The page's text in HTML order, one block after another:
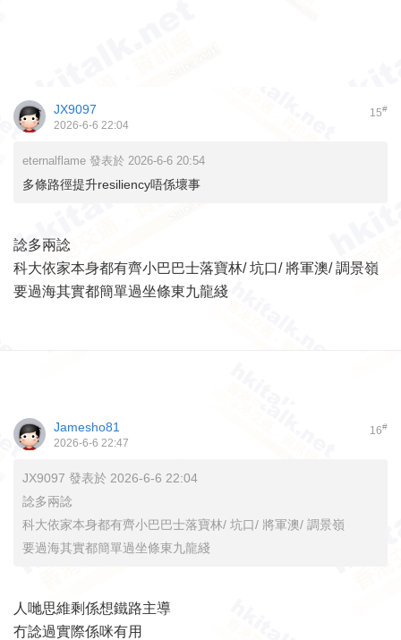
15#
JX9097
2026-6-6 22:04
eternalflame 發表於 2026-6-6 20:54
多條路徑提升resiliency唔係壞事
諗多兩諗
科大依家本身都有齊小巴巴士落寶林/ 坑口/ 將軍澳/ 調景嶺
要過海其實都簡單過坐條東九龍綫
16#
Jamesho81
2026-6-6 22:47
JX9097 發表於 2026-6-6 22:04
諗多兩諗
科大依家本身都有齊小巴巴士落寶林/ 坑口/ 將軍澳/ 調景嶺
要過海其實都簡單過坐條東九龍綫
人哋思維剩係想鐵路主導
冇諗過實際係咪有用